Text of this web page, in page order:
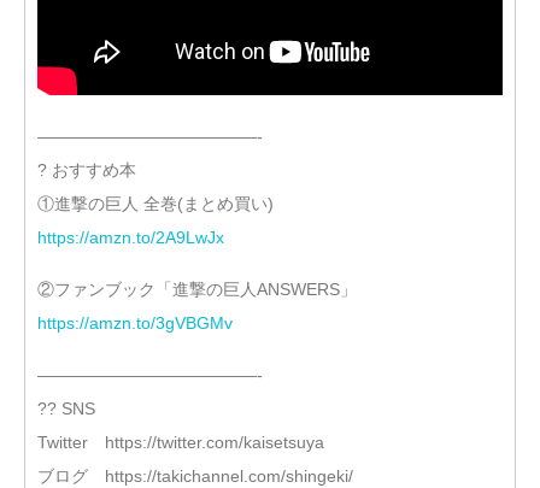
—————————————-
? おすすめ本
①進撃の巨人 全巻(まとめ買い)
https://amzn.to/2A9LwJx
②ファンブック「進撃の巨人ANSWERS」
https://amzn.to/3gVBGMv
—————————————-
?‍? SNS
Twitter https://twitter.com/kaisetsuya
ブログ https://takichannel.com/shingeki/